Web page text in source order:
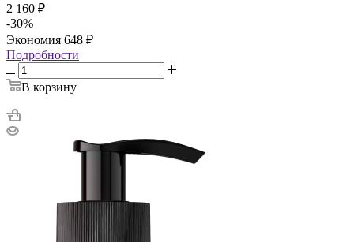
2 160 ₽
-30%
Экономия 648 ₽
Подробности
В корзину